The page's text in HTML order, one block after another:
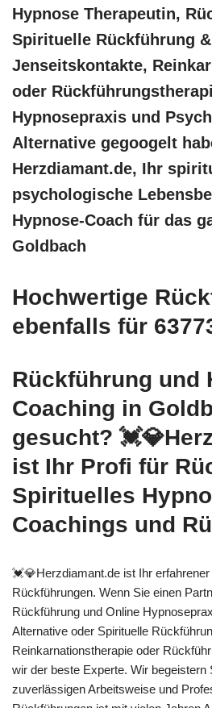
Hypnose Therapeutin,
Spirituelle Rückführung &
Jenseitskontakte,
oder
Hypnosepraxis und
Alternative gegoogelt
Herzdiamant.de, Ihr
psychologische
Hypnose-Coach für das
Goldbach
Hochwertige
ebenfalls für
Rückführung und
Coaching in
gesucht?
ist Ihr Profi für
Spirituelles
Coachings und
💓️💎Herzdiamant.de ist Ihr
Rückführungen. Wenn Sie einen
Rückführung und Online
Alternative oder Spirituelle
Reinkarnationstherapie oder
wir der beste Experte. Wir begeistern
zuverlässigen Arbeitsweise und